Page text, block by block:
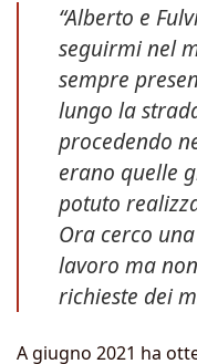
“Alberto e
seguirmi nel
sempre
lungo la
procedendo
erano quelle
potuto
Ora cerco
lavoro ma
richieste dei
A giugno 2021 ha